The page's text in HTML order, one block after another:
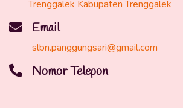
Trenggalek Kabupaten Trenggalek
Email
slbn.panggungsari@gmail.com
Nomor Telepon